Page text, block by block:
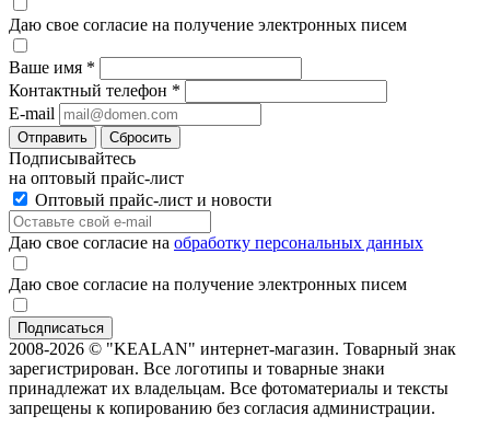
Даю свое согласие на получение электронных писем
Ваше имя *
Контактный телефон *
E-mail
Отправить Сбросить
Подписывайтесь
на оптовый прайс-лист
Оптовый прайс-лист и новости
Даю свое согласие на обработку персональных данных
Даю свое согласие на получение электронных писем
2008-2026 © "KEALAN" интернет-магазин. Товарный знак
зарегистрирован. Все логотипы и товарные знаки
принадлежат их владельцам. Все фотоматериалы и тексты
запрещены к копированию без согласия администрации.